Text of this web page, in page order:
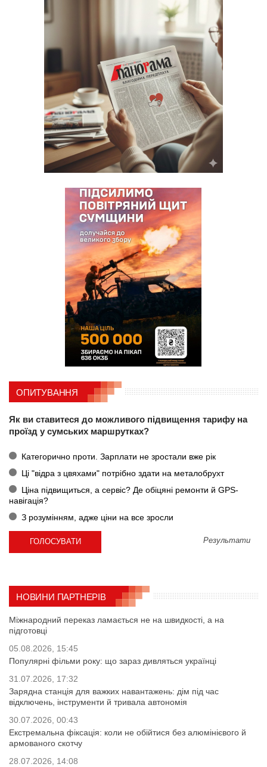
ОПИТУВАННЯ
Як ви ставитеся до можливого підвищення тарифу на
проїзд у сумських маршрутках?
Категорично проти. Зарплати не зростали вже рік
Ці "відра з цвяхами" потрібно здати на металобрухт
Ціна підвищиться, а сервіс? Де обіцяні ремонти й GPS-
навігація?
З розумінням, адже ціни на все зросли
Результати
НОВИНИ ПАРТНЕРІВ
Міжнародний переказ ламається не на швидкості, а на
підготовці
05.08.2026, 15:45
Популярні фільми року: що зараз дивляться українці
31.07.2026, 17:32
Зарядна станція для важких навантажень: дім під час
відключень, інструменти й тривала автономія
30.07.2026, 00:43
Екстремальна фіксація: коли не обійтися без алюмінієвого й
армованого скотчу
28.07.2026, 14:08